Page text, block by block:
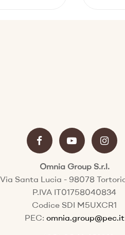
Omnia Group S.r.l.
Via Santa Lucia - 98078
P.IVA IT01758040834
Codice SDI M5UXCR1
PEC: omnia.group@pec.it